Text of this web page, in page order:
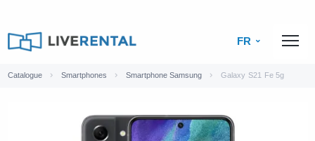
FR
Catalogue Smartphones Smartphone Samsung Galaxy S21 Fe 5g